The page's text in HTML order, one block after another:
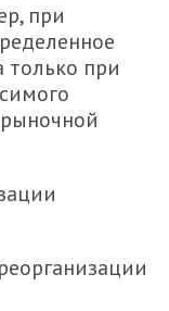
при
только при